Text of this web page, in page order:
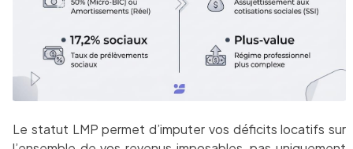
Le statut LMP permet d’imputer vos déficits locatifs sur